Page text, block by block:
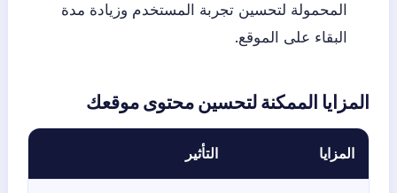
المحمولة لتحسين تجربة المستخدم وزيادة مدة
البقاء على الموقع.
المزايا الممكنة لتحسين محتوى موقعك
المزايا التأثير